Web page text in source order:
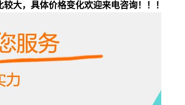
大，具体价格变化欢迎来电咨询！！！